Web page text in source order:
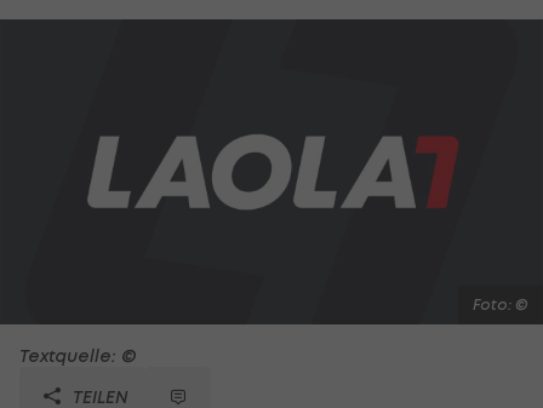
Foto: ©
Textquelle: ©
TEILEN